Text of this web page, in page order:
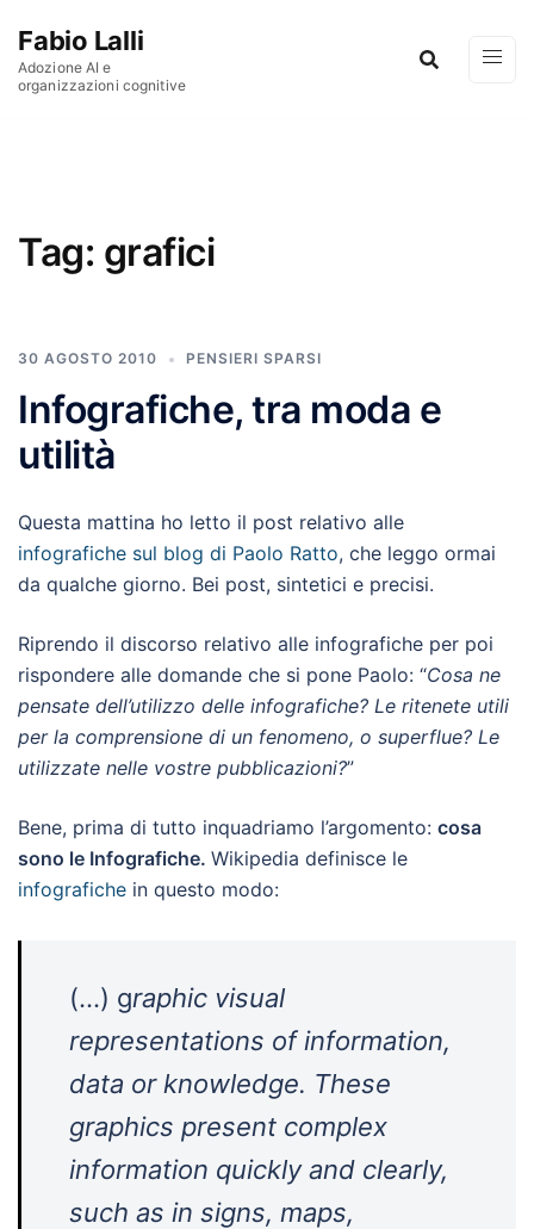
Fabio Lalli
Adozione AI e
organizzazioni cognitive
Tag: grafici
30 AGOSTO 2010 PENSIERI SPARSI
Infografiche, tra moda e
utilità
Questa mattina ho letto il post relativo alle
infografiche sul blog di Paolo Ratto, che leggo ormai
da qualche giorno. Bei post, sintetici e precisi.
Riprendo il discorso relativo alle infografiche per poi
rispondere alle domande che si pone Paolo: “Cosa ne
pensate dell’utilizzo delle infografiche? Le ritenete utili
per la comprensione di un fenomeno, o superflue? Le
utilizzate nelle vostre pubblicazioni?”
Bene, prima di tutto inquadriamo l’argomento: cosa
sono le Infografiche. Wikipedia definisce le
infografiche in questo modo:
(…) graphic visual
representations of information,
data or knowledge. These
graphics present complex
information quickly and clearly,
such as in signs, maps,